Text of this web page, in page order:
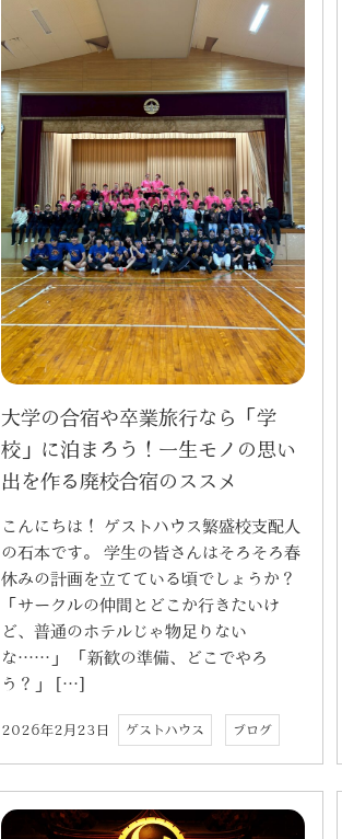
大学の合宿や卒業旅行なら「学
校」に泊まろう！一生モノの思い
出を作る廃校合宿のススメ
こんにちは！ ゲストハウス繁盛校支配人
の石本です。 学生の皆さんはそろそろ春
休みの計画を立てている頃でしょうか？
「サークルの仲間とどこか行きたいけ
ど、普通のホテルじゃ物足りない
な……」 「新歓の準備、どこでやろ
う？」 […]
2026年2月23日 ゲストハウス ブログ